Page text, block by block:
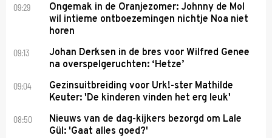
09:29
Ongemak in de Oranjezomer: Johnny de Mol
wil intieme ontboezemingen nichtje Noa niet
horen
09:13
Johan Derksen in de bres voor Wilfred Genee
na overspelgeruchten: ‘Hetze’
09:04
Gezinsuitbreiding voor Urk!-ster Mathilde
Keuter: 'De kinderen vinden het erg leuk'
08:50
Nieuws van de dag-kijkers bezorgd om Lale
Gül: 'Gaat alles goed?'